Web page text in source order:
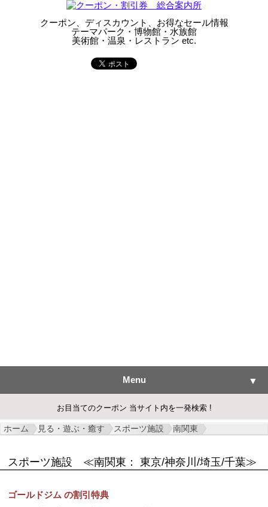
クーポン、ディスカウント、お得なセール情報
テーマパーク・博物館・水族館
美術館・温泉・レストラン etc.
Menu ▼
▼
▼
お目当てのクーポン 当サイト内を一発検索 !
ホーム 見る・遊ぶ・癒す スポーツ施設 南関東
スポーツ施設 ≪南関東： 東京/神奈川/埼玉/千葉≫
ゴールドジム の割引特典